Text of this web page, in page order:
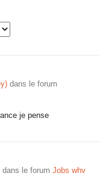
dans le forum
je pense
dans le forum Jobs whv